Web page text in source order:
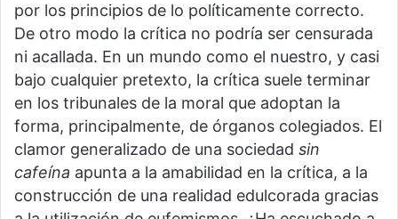
por los principios de lo políticamente correcto.
De otro modo la crítica no podría ser censurada
ni acallada. En un mundo como el nuestro, y casi
bajo cualquier pretexto, la crítica suele terminar
en los tribunales de la moral que adoptan la
forma, principalmente, de órganos colegiados. El
clamor generalizado de una sociedad sin
cafeína apunta a la amabilidad en la crítica, a la
construcción de una realidad edulcorada gracias